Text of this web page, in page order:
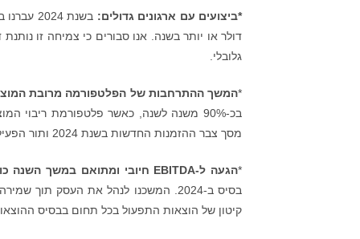
*ביצועים עם ארגונים גדולים:
דולר או יותר בשנה. אנו סבורים כי צמיחה זו
גלובלי.
*המשך ההתרחבות של הפלטפורמה מרובת
מסך צבר ההזמנות החדשות בשנת 2024 ותור הפעילויות החדשות עבור המוצרים הללו ממשיך לגדול.
*הגעה ל-EBITDA חיובי ומתואם במשך השנה
בסיס ב-2024. המשכנו לנהל את העסק
קיטון של הוצאות התפעול בכל תחום בבסיס